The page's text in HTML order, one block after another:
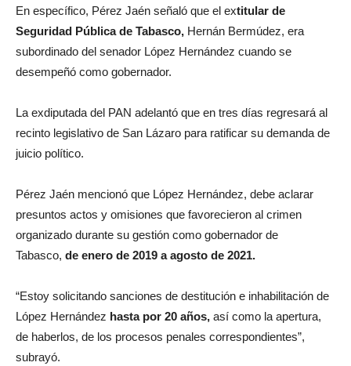
En específico, Pérez Jaén señaló que el extitular de
Seguridad Pública de Tabasco, Hernán Bermúdez, era
subordinado del senador López Hernández cuando se
desempeñó como gobernador.
La exdiputada del PAN adelantó que en tres días regresará al
recinto legislativo de San Lázaro para ratificar su demanda de
juicio político.
Pérez Jaén mencionó que López Hernández, debe aclarar
presuntos actos y omisiones que favorecieron al crimen
organizado durante su gestión como gobernador de
Tabasco, de enero de 2019 a agosto de 2021.
“Estoy solicitando sanciones de destitución e inhabilitación de
López Hernández hasta por 20 años, así como la apertura,
de haberlos, de los procesos penales correspondientes”,
subrayó.